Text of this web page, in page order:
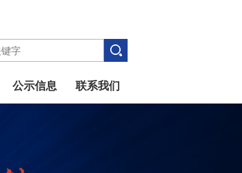
公示信息 联系我们